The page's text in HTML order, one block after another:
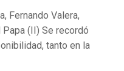
Fernando Valera,
(II) Se recordó
tanto en la